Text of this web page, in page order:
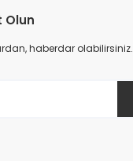
Olun
haberdar olabilirsiniz.